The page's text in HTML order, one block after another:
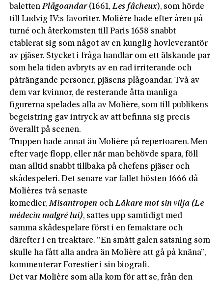
balettenPlågoandar(1661,Les fâcheux), som hörde
till Ludvig IV:s favoriter. Molière hade efter åren på
turné och återkomsten till Paris 1658 snabbt
etablerat sig som något av en kunglig hovleverantör
av pjäser. Stycket i fråga handlar om ett älskande par
som hela tiden avbryts av en rad irriterande och
påträngande personer, pjäsens plågoandar. Två av
dem var kvinnor, de resterande åtta manliga
figurerna spelades alla av Molière, som till publikens
begeistring gav intryck av att befinna sig precis
överallt på scenen.
Truppen hade annat än Molière på repertoaren. Men
efter varje flopp, eller när man behövde spara, föll
man alltid snabbt tillbaka på chefens pjäser och
skådespeleri. Det senare var fallet hösten 1666 då
Molières två senaste
komedier,Misantropen och Läkare mot sin vilja (Le
médecin malgré lui), sattes upp samtidigt med
samma skådespelare först i en femaktare och
därefter i en treaktare. ”En smått galen satsning som
skulle ha fått alla andra än Molière att gå på knäna”,
kommenterar Forestier i sin biografi.
Det var Molière som alla kom för att se, från den